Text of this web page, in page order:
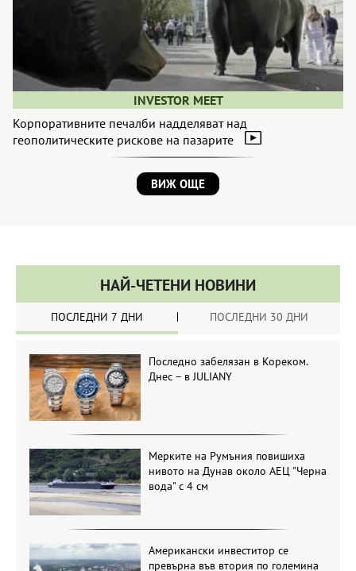
INVESTOR MEET
Корпоративните печалби надделяват над
геополитическите рискове на пазарите
ВИЖ ОЩЕ
НАЙ-ЧЕТЕНИ НОВИНИ
ПОСЛЕДНИ 7 ДНИ ПОСЛЕДНИ 30 ДНИ
Последно забелязан в Кореком.
Днес – в JULIANY
Мерките на Румъния повишиха
нивото на Дунав около АЕЦ "Черна
вода" с 4 см
Американски инвеститор се
превърна във втория по големина